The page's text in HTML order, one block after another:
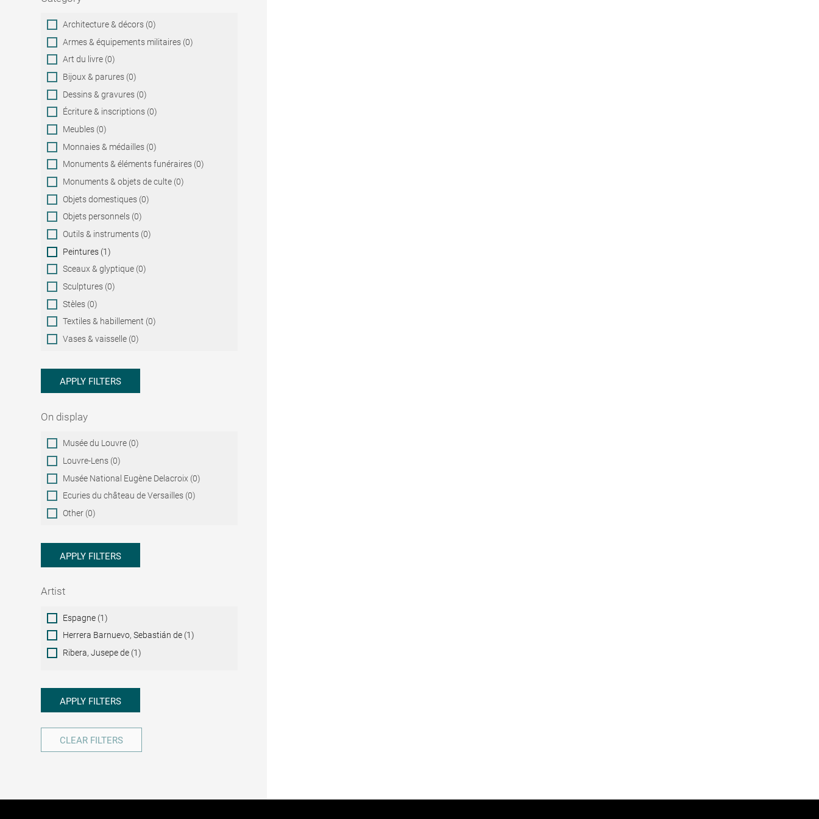
Category
Architecture & décors (0)
Armes & équipements militaires (0)
Art du livre (0)
Bijoux & parures (0)
Dessins & gravures (0)
Écriture & inscriptions (0)
Meubles (0)
Monnaies & médailles (0)
Monuments & éléments funéraires (0)
Monuments & objets de culte (0)
Objets domestiques (0)
Objets personnels (0)
Outils & instruments (0)
Peintures (1)
Sceaux & glyptique (0)
Sculptures (0)
Stèles (0)
Textiles & habillement (0)
Vases & vaisselle (0)
APPLY FILTERS
On display
On
display
Musée du Louvre (0)
Louvre-Lens (0)
Musée National Eugène Delacroix (0)
Ecuries du château de Versailles (0)
Other (0)
APPLY FILTERS
Artist
ArtistEspagne (1)
Herrera Barnuevo, Sebastián de (1)
Ribera, Jusepe de (1)
APPLY FILTERS
CLEAR FILTERS